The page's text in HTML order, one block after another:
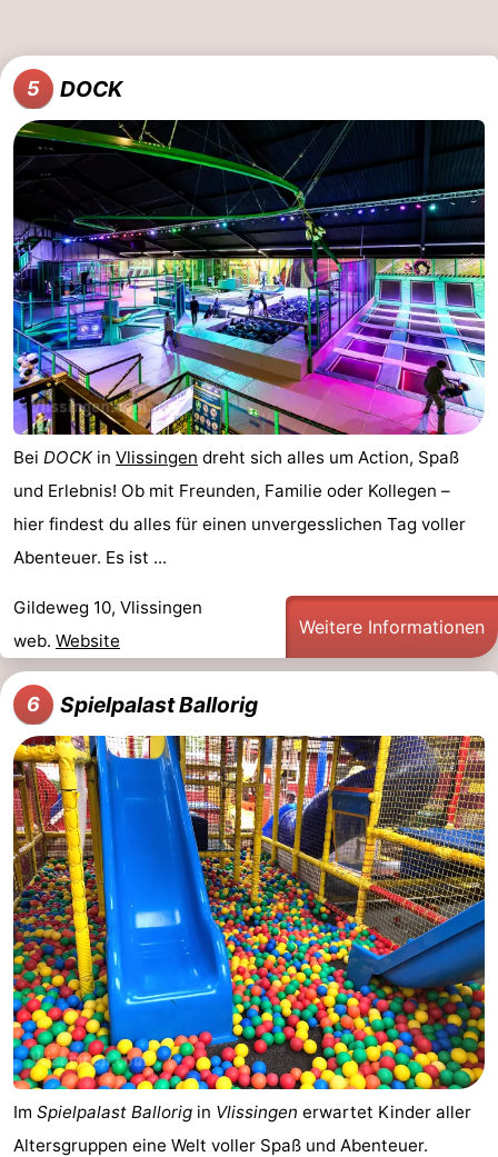
Het
Zwin
Kontakt
5 DOCK
Bei DOCKin Vlissingen dreht sich alles um Action, Spaß
und Erlebnis! Ob mit Freunden, Familie oder Kollegen –
hier findest du alles für einen unvergesslichen Tag voller
Abenteuer. Es ist ...
Gildeweg 10, Vlissingen
web. Website
Weitere Informationen
6 Spielpalast Ballorig
Im Spielpalast Ballorig in Vlissingen erwartet Kinder aller
Altersgruppen eine Welt voller Spaß und Abenteuer.